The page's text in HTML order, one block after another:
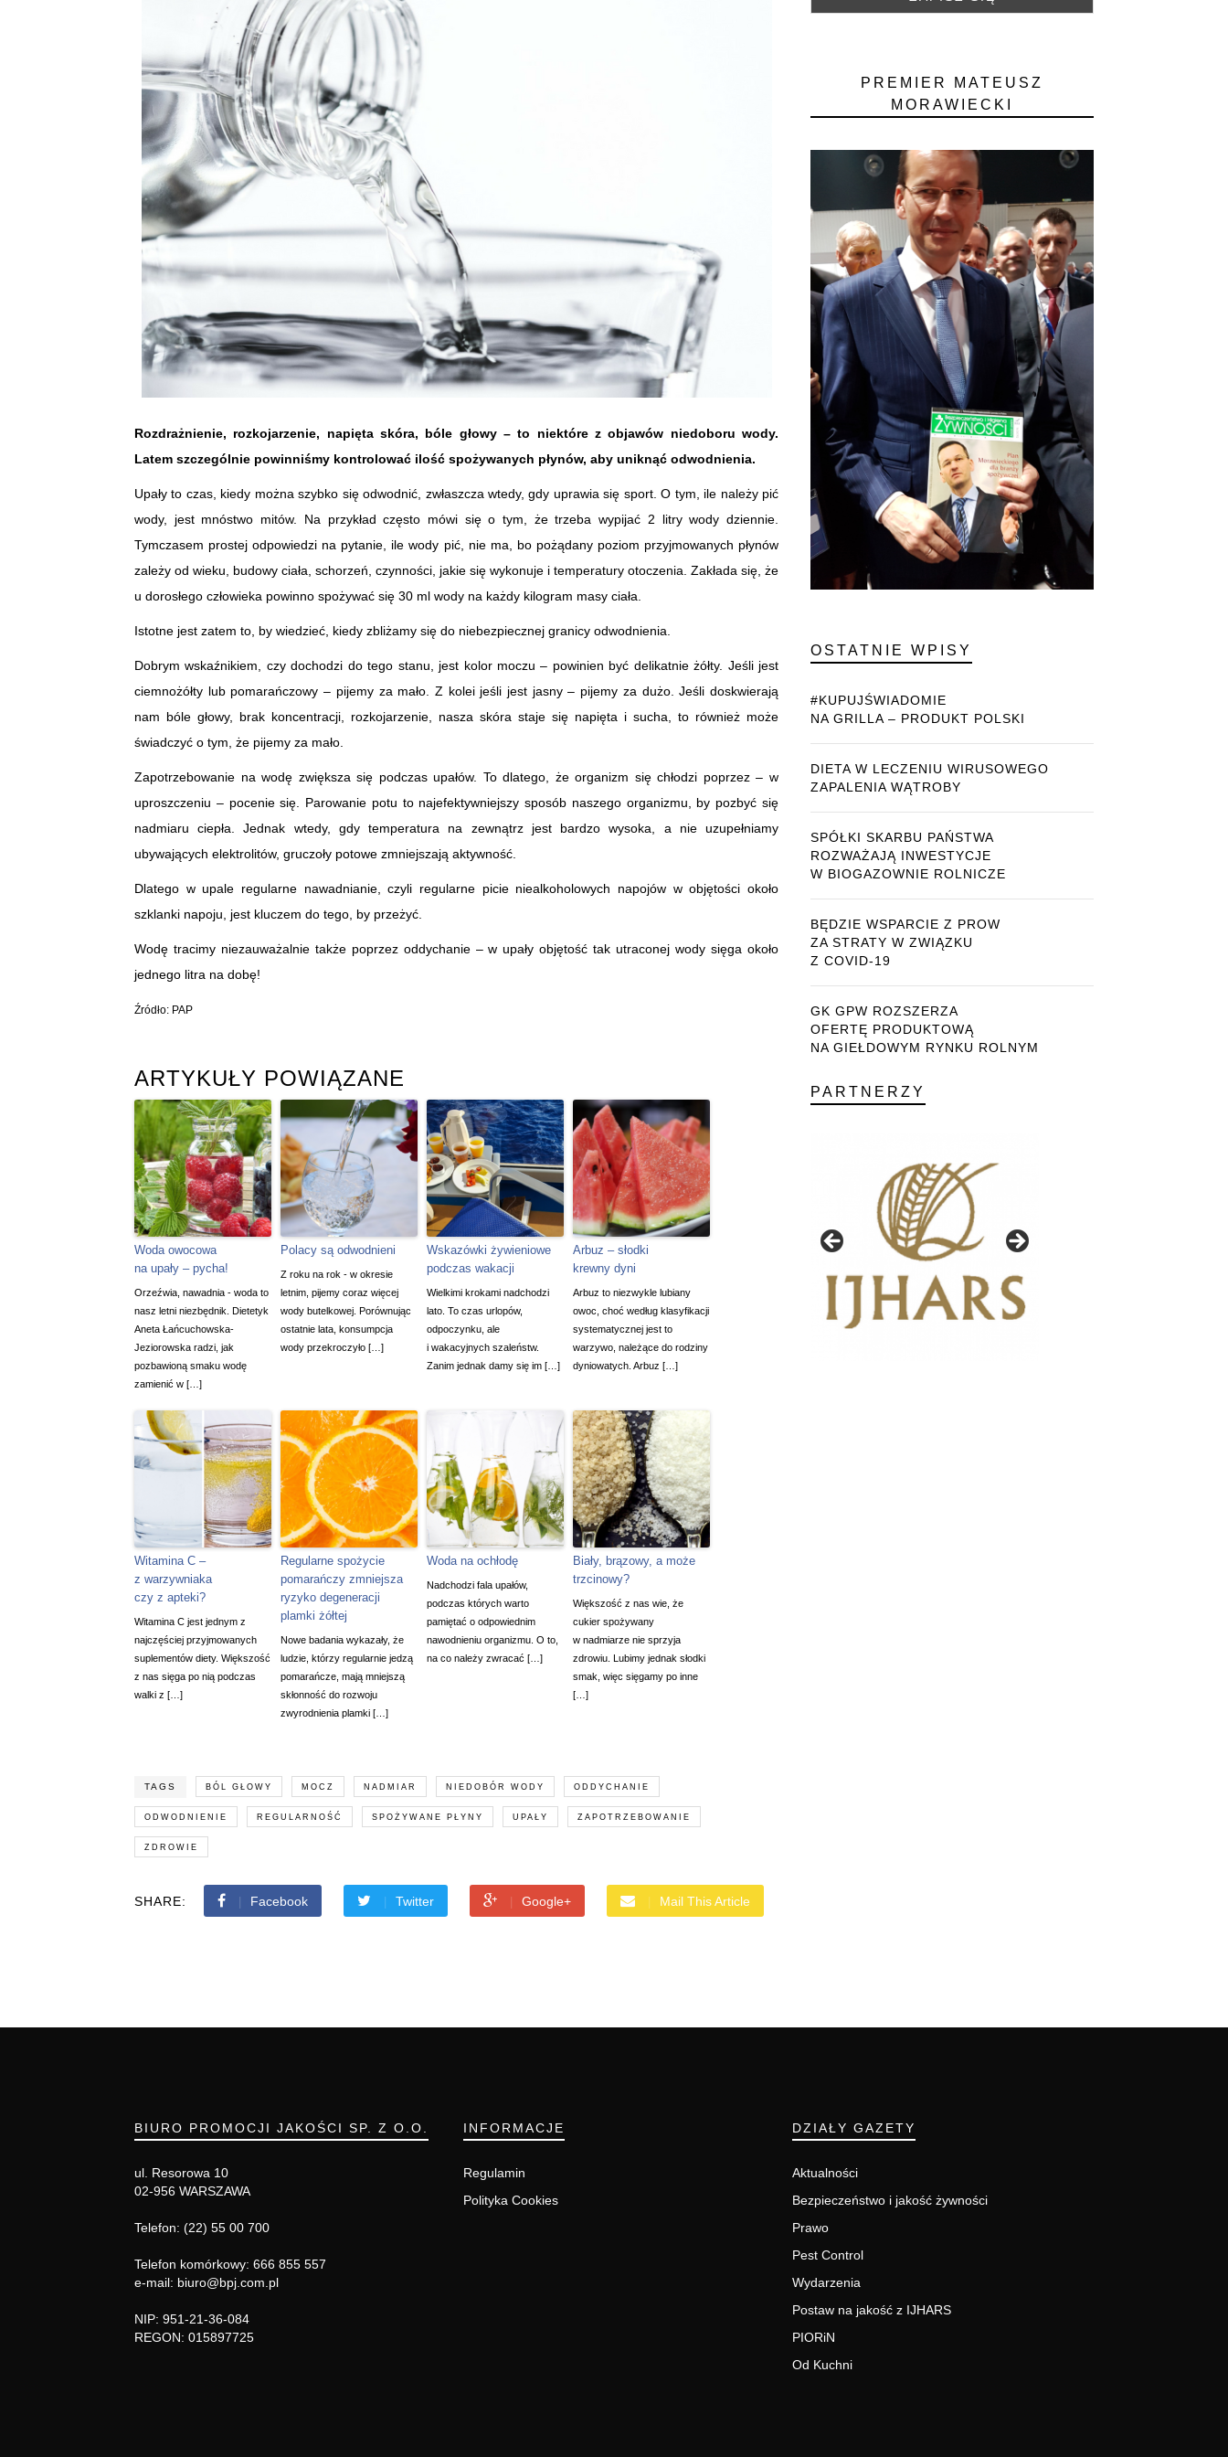
Rozdrażnienie, rozkojarzenie, napięta skóra, bóle głowy – to niektóre z objawów niedoboru wody.
Latem szczególnie powinniśmy kontrolować ilość spożywanych płynów, aby uniknąć odwodnienia.
Upały to czas, kiedy można szybko się odwodnić, zwłaszcza wtedy, gdy uprawia się sport. O tym, ile należy pić
wody, jest mnóstwo mitów. Na przykład często mówi się o tym, że trzeba wypijać 2 litry wody dziennie.
Tymczasem prostej odpowiedzi na pytanie, ile wody pić, nie ma, bo pożądany poziom przyjmowanych płynów
zależy od wieku, budowy ciała, schorzeń, czynności, jakie się wykonuje i temperatury otoczenia. Zakłada się, że
u dorosłego człowieka powinno spożywać się 30 ml wody na każdy kilogram masy ciała.
Istotne jest zatem to, by wiedzieć, kiedy zbliżamy się do niebezpiecznej granicy odwodnienia.
Dobrym wskaźnikiem, czy dochodzi do tego stanu, jest kolor moczu – powinien być delikatnie żółty. Jeśli jest
ciemnożółty lub pomarańczowy – pijemy za mało. Z kolei jeśli jest jasny – pijemy za dużo. Jeśli doskwierają
nam bóle głowy, brak koncentracji, rozkojarzenie, nasza skóra staje się napięta i sucha, to również może
świadczyć o tym, że pijemy za mało.
Zapotrzebowanie na wodę zwiększa się podczas upałów. To dlatego, że organizm się chłodzi poprzez – w
uproszczeniu – pocenie się. Parowanie potu to najefektywniejszy sposób naszego organizmu, by pozbyć się
nadmiaru ciepła. Jednak wtedy, gdy temperatura na zewnątrz jest bardzo wysoka, a nie uzupełniamy
ubywających elektrolitów, gruczoły potowe zmniejszają aktywność.
Dlatego w upale regularne nawadnianie, czyli regularne picie niealkoholowych napojów w objętości około
szklanki napoju, jest kluczem do tego, by przeżyć.
Wodę tracimy niezauważalnie także poprzez oddychanie – w upały objętość tak utraconej wody sięga około
jednego litra na dobę!
Źródło: PAP
ARTYKUŁY POWIĄZANE
Woda owocowa
na upały – pycha!
Orzeźwia, nawadnia - woda to
nasz letni niezbędnik. Dietetyk
Aneta Łańcuchowska-
Jeziorowska radzi, jak
pozbawioną smaku wodę
zamienić w […]
Polacy są odwodnieni
Z roku na rok - w okresie
letnim, pijemy coraz więcej
wody butelkowej. Porównując
ostatnie lata, konsumpcja
wody przekroczyło […]
Wskazówki żywieniowe
podczas wakacji
Wielkimi krokami nadchodzi
lato. To czas urlopów,
odpoczynku, ale
i wakacyjnych szaleństw.
Zanim jednak damy się im […]
Arbuz – słodki
krewny dyni
Arbuz to niezwykle lubiany
owoc, choć według klasyfikacji
systematycznej jest to
warzywo, należące do rodziny
dyniowatych. Arbuz […]
Witamina C –
z warzywniaka
czy z apteki?
Witamina C jest jednym z
najczęściej przyjmowanych
suplementów diety. Większość
z nas sięga po nią podczas
walki z […]
Regularne spożycie
pomarańczy zmniejsza
ryzyko degeneracji
plamki żółtej
Nowe badania wykazały, że
ludzie, którzy regularnie jedzą
pomarańcze, mają mniejszą
skłonność do rozwoju
zwyrodnienia plamki […]
Woda na ochłodę
Nadchodzi fala upałów,
podczas których warto
pamiętać o odpowiednim
nawodnieniu organizmu. O to,
na co należy zwracać […]
Biały, brązowy, a może
trzcinowy?
Większość z nas wie, że
cukier spożywany
w nadmiarze nie sprzyja
zdrowiu. Lubimy jednak słodki
smak, więc sięgamy po inne
[…]
TAGS BÓL GŁOWY MOCZ NADMIAR NIEDOBÓR WODY ODDYCHANIE
ODWODNIENIE REGULARNOŚĆ SPOŻYWANE PŁYNY UPAŁY ZAPOTRZEBOWANIE
ZDROWIE
SHARE: Facebook Twitter Google+ Mail This Article
PREMIER MATEUSZ
MORAWIECKI
OSTATNIE WPISY
#KUPUJŚWIADOMIE
NA GRILLA – PRODUKT POLSKI
DIETA W LECZENIU WIRUSOWEGO
ZAPALENIA WĄTROBY
SPÓŁKI SKARBU PAŃSTWA
ROZWAŻAJĄ INWESTYCJE
W BIOGAZOWNIE ROLNICZE
BĘDZIE WSPARCIE Z PROW
ZA STRATY W ZWIĄZKU
Z COVID-19
GK GPW ROZSZERZA
OFERTĘ PRODUKTOWĄ
NA GIEŁDOWYM RYNKU ROLNYM
PARTNERZY
BIURO PROMOCJI JAKOŚCI SP. Z O.O.
ul. Resorowa 10
02-956 WARSZAWA
Telefon: (22) 55 00 700
Telefon komórkowy: 666 855 557
e-mail: biuro@bpj.com.pl
NIP: 951-21-36-084
REGON: 015897725
INFORMACJE
Regulamin
Polityka Cookies
DZIAŁY GAZETY
Aktualności
Bezpieczeństwo i jakość żywności
Prawo
Pest Control
Wydarzenia
Postaw na jakość z IJHARS
PIORiN
Od Kuchni